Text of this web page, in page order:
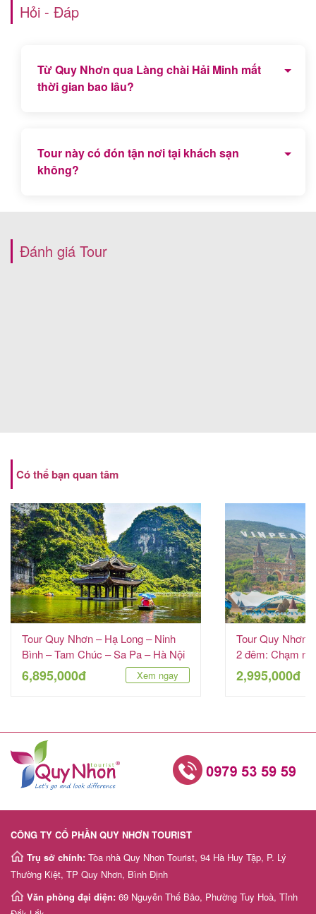
Hỏi - Đáp
Từ Quy Nhơn qua Làng chài Hải Minh mất
thời gian bao lâu?
Tour này có đón tận nơi tại khách sạn
không?
Đánh giá Tour
Có thể bạn quan tâm
Tour Quy Nhơn – Hạ Long – Ninh
Bình – Tam Chúc – Sa Pa – Hà Nội
6 ngày 5 đêm
6,895,000đ Xem ngay
Tour Quy Nhơn
2 đêm: Chạm
VinWonders
2,995,000đ
CÔNG TY CỔ PHẦN QUY NHƠN TOURIST
Trụ sở chính: Tòa nhà Quy Nhơn Tourist, 94 Hà Huy Tập, P. Lý
Thường Kiệt, TP Quy Nhơn, Bình Định
Văn phòng đại diện: 69 Nguyễn Thế Bảo, Phường Tuy Hoà, Tỉnh